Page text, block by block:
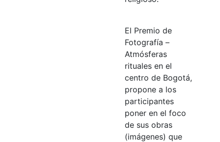
El Premio de
Fotografía –
Atmósferas
rituales en el
centro de Bogotá,
propone a los
participantes
poner en el foco
de sus obras
(imágenes) que